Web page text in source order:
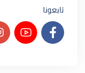
تابعونا